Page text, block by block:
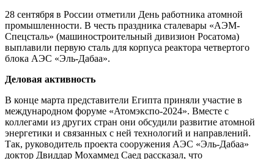
28 сентября в России отметили День работника атомной
промышленности. В честь праздника сталевары «АЭМ-
Спецсталь» (машиностроительный дивизион Росатома)
выплавили первую сталь для корпуса реактора четвертого
блока АЭС «Эль-Дабаа».
Деловая активность
В конце марта представители Египта приняли участие в
международном форуме «Атомэкспо-2024». Вместе с
коллегами из других стран они обсудили развитие атомной
энергетики и связанных с ней технологий и направлений.
Так, руководитель проекта сооружения АЭС «Эль-Дабаа»
доктор Двиддар Мохаммед Саед рассказал, что